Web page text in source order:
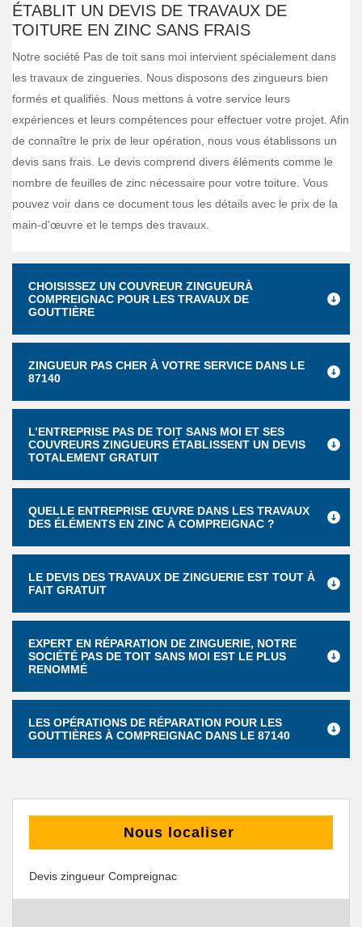
ÉTABLIT UN DEVIS DE TRAVAUX DE
TOITURE EN ZINC SANS FRAIS
Notre société Pas de toit sans moi intervient spécialement dans
les travaux de zingueries. Nous disposons des zingueurs bien
formés et qualifiés. Nous mettons à votre service leurs
expériences et leurs compétences pour effectuer votre projet. Afin
de connaître le prix de leur opération, nous vous établissons un
devis sans frais. Le devis comprend divers éléments comme le
nombre de feuilles de zinc nécessaire pour votre toiture. Vous
pouvez voir dans ce document tous les détails avec le prix de la
main-d’œuvre et le temps des travaux.
CHOISISSEZ UN COUVREUR ZINGUEURÀ
COMPREIGNAC POUR LES TRAVAUX DE
GOUTTIÈRE
ZINGUEUR PAS CHER À VOTRE SERVICE DANS LE
87140
L’ENTREPRISE PAS DE TOIT SANS MOI ET SES
COUVREURS ZINGUEURS ÉTABLISSENT UN DEVIS
TOTALEMENT GRATUIT
QUELLE ENTREPRISE ŒUVRE DANS LES TRAVAUX
DES ÉLÉMENTS EN ZINC À COMPREIGNAC ?
LE DEVIS DES TRAVAUX DE ZINGUERIE EST TOUT À
FAIT GRATUIT
EXPERT EN RÉPARATION DE ZINGUERIE, NOTRE
SOCIÉTÉ PAS DE TOIT SANS MOI EST LE PLUS
RENOMMÉ
LES OPÉRATIONS DE RÉPARATION POUR LES
GOUTTIÈRES À COMPREIGNAC DANS LE 87140
Nous localiser
Devis zingueur Compreignac